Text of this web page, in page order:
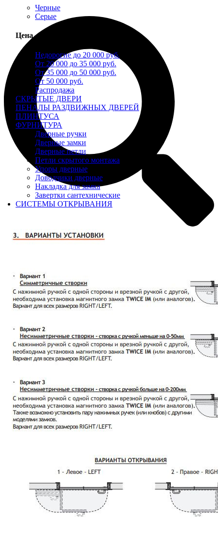
Черные
Серые
Цена
Недорогие до 20 000 руб.
От 20 000 до 35 000 руб.
От 35 000 до 50 000 руб.
От 50 000 руб.
Распродажа
СКРЫТЫЕ ДВЕРИ
ПЕНАЛЫ РАЗДВИЖНЫХ ДВЕРЕЙ
ПЛИНТУСА
ФУРНИТУРА
Дверные ручки
Дверные замки
Дверные петли
Петли скрытого монтажа
Упоры дверные
Доводчики дверные
Накладка для замка
Завертки сантехнические
СИСТЕМЫ ОТКРЫВАНИЯ